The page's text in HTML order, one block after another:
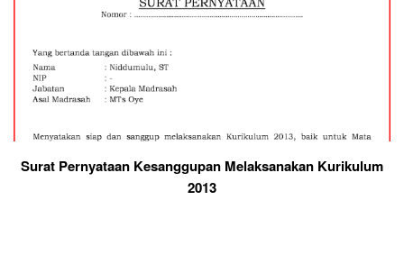
Surat Pernyataan Kesanggupan Melaksanakan Kurikulum
2013